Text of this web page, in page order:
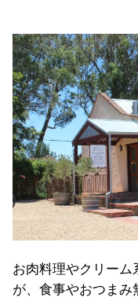
お肉料理やクリーム
が、食事やおつまみ